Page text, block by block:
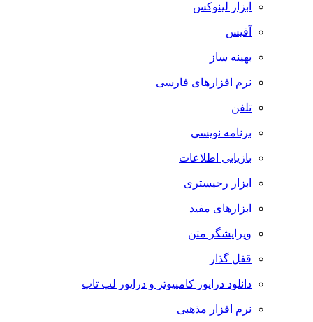
ابزار لینوکس
آفیس
بهینه ساز
نرم افزارهای فارسی
تلفن
برنامه نویسی
بازیابی اطلاعات
ابزار رجیستری
ابزارهای مفید
ویرایشگر متن
قفل گذار
دانلود درایور کامپیوتر و درایور لپ تاپ
نرم افزار مذهبی